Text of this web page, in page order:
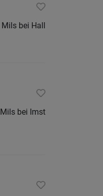
Mils bei Hall
Mils bei Imst